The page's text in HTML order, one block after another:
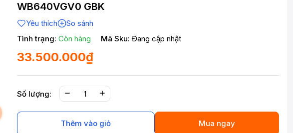
WB640VGV0 GBK
Yêu thích
So sánh
Tình trạng: Còn hàng Mã Sku: Đang cập nhật
33.500.000₫
Số lượng:
Thêm vào giỏ Mua ngay